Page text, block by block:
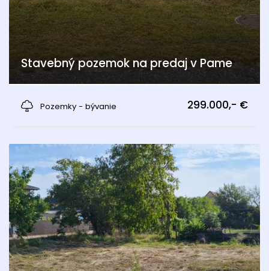
Stavebný pozemok na predaj v Pame
Pozemky - bývanie
299.000,- €